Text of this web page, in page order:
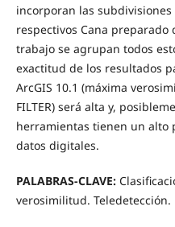
incorporan las
respectivos Cana
trabajo se agrupan todos
exactitud de los resultados
ArcGIS 10.1 (máxima
FILTER) será alta y,
herramientas tienen un alto
datos digitales.
PALABRAS-CLAVE:
verosimilitud. Teledetección.